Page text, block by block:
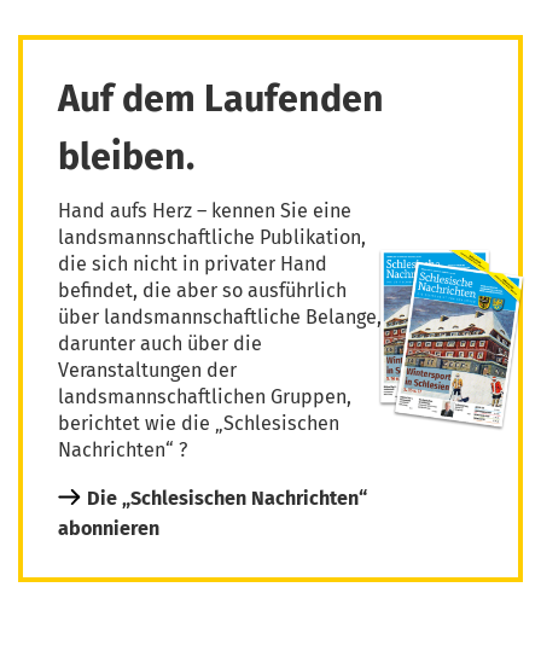
Auf dem Laufenden
bleiben.
Hand aufs Herz – kennen Sie eine
landsmannschaftliche Publikation,
die sich nicht in privater Hand
befindet, die aber so ausführlich
über landsmannschaftliche Belange,
darunter auch über die
Veranstaltungen der
landsmannschaftlichen Gruppen,
berichtet wie die „Schlesischen
Nachrichten“ ?
Die „Schlesischen Nachrichten“
abonnieren